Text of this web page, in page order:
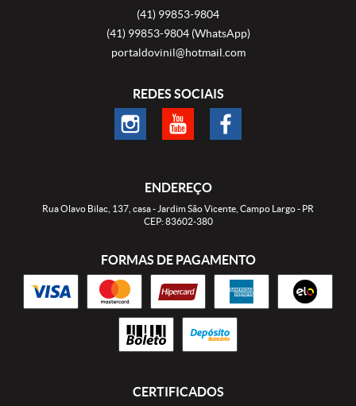
(41) 99853-9804
(41)99853-9804 (WhatsApp)
portaldovinil@hotmail.com
REDES SOCIAIS
ENDEREÇO
Rua Olavo Bilac, 137, casa- Jardim São Vicente, Campo Largo- PR
CEP: 83602-380
FORMAS DE PAGAMENTO
CERTIFICADOS